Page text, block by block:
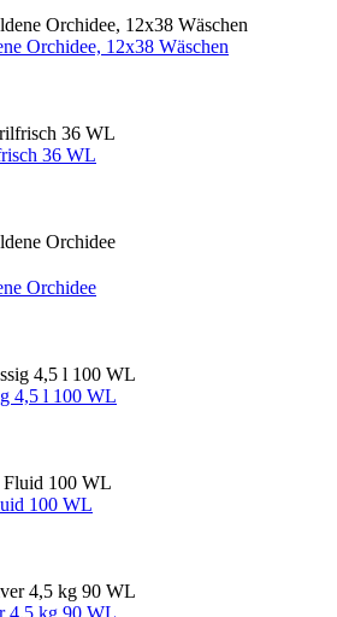
Orchidee, 12x38 Wäschen
36 WL
Orchidee
4,5 l 100 WL
100 WL
4,5 kg 90 WL